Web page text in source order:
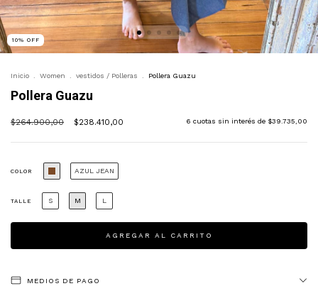
10% OFF
Inicio . Women . vestidos / Polleras . Pollera Guazu
Pollera Guazu
$264.900,00 $238.410,00 6 cuotas sin interés de $39.735,00
COLOR AZUL JEAN
TALLE S M L
MEDIOS DE PAGO